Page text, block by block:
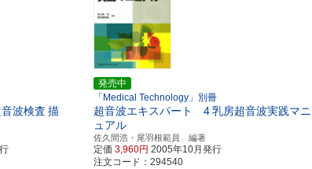
波検査 描
発売中
「Medical Technology」別冊
超音波エキスパート 4乳房超音波実践マニ
ュアル
佐久間浩・尾羽根範員 編著
定価3,960円 2005年10月発行
注文コード：294540